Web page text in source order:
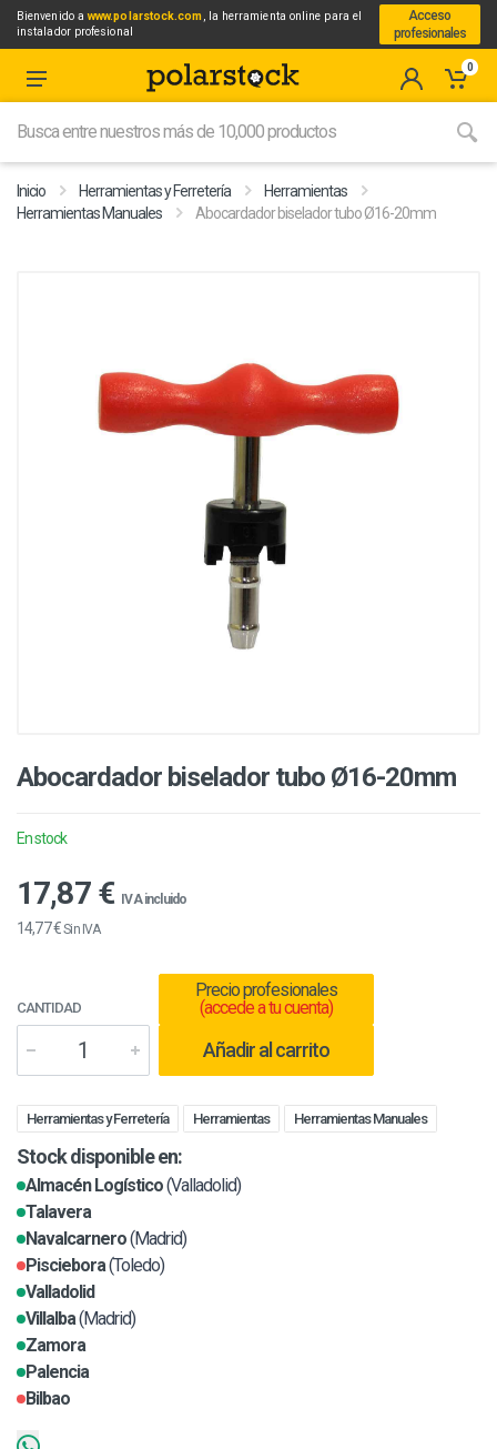
Bienvenido awww.polarstock.com, la herramienta online para el
instalador profesional
Acceso
profesionales
0
Inicio Herramientas y Ferretería
Herramientas
Herramientas Manuales
Abocardador biselador tubo Ø16-20mm
Abocardador biselador tubo Ø16-20mm
En stock
17,87 € IVA incluido
14,77 €Sin IVA
CANTIDAD
Precio profesionales
(accede a tu cuenta)
Añadir al carrito
Herramientas y Ferretería Herramientas Herramientas Manuales
Stock disponible en:
Almacén Logístico(Valladolid)
Talavera
Navalcarnero(Madrid)
Pisciebora(Toledo)
Valladolid
Villalba(Madrid)
Zamora
Palencia
Bilbao